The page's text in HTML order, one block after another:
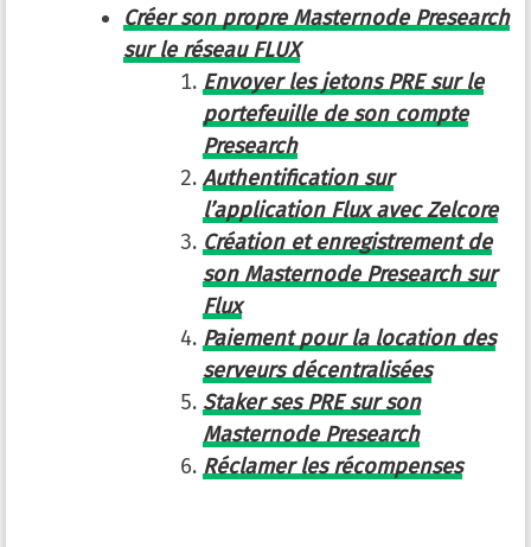
Créer son propre Masternode Presearch
sur le réseau FLUX
Envoyer les jetons PRE sur le
portefeuille de son compte
Presearch
Authentification sur
l’application Flux avec Zelcore
Création et enregistrement de
son Masternode Presearch sur
Flux
Paiement pour la location des
serveurs décentralisées
Staker ses PRE sur son
Masternode Presearch
Réclamer les récompenses